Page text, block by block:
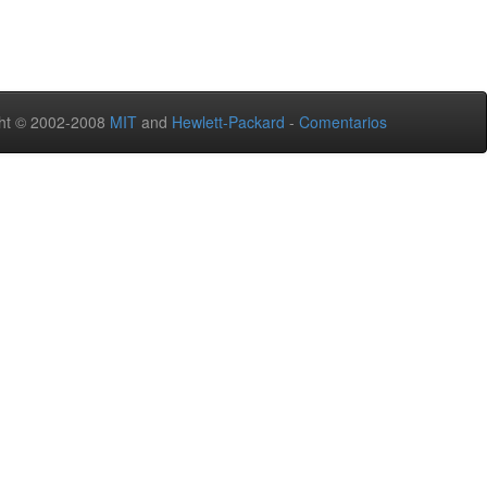
© 2002-2008 MIT and Hewlett-Packard - Comentarios